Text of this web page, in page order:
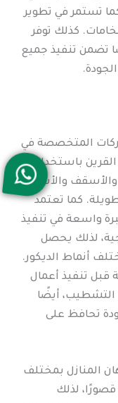
تستمر في تطوير
كذلك توفر
تضمن تنفيذ جميع
المتخصصة في
باستخدام
والأسقف والأسطح
كما تعتمد
واسعة في تنفيذ
لذلك يحصل
أنماط الديكور.
قبل تنفيذ أعمال
التشطيب، أيضًا
تحافظ على
المنازل بمختلف
لذلك